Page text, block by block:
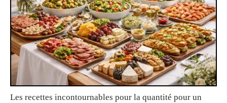
Les recettes incontournables pour la quantité pour un